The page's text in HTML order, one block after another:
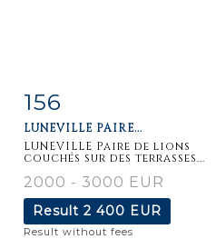
Item detail
156
LUNEVILLE PAIRE...
LUNEVILLE Paire de lions
couchés sur des terrasses...
2000 - 3000 EUR
Result 2 400 EUR
Result without fees